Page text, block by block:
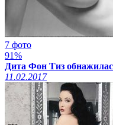
7 фото
91%
Дита Фон Тиз
11.02.2017